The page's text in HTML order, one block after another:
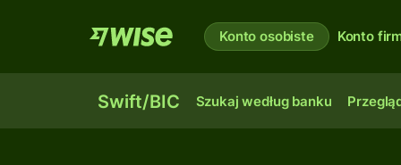
Konto osobiste Konto
Swift/BIC Szukaj według banku